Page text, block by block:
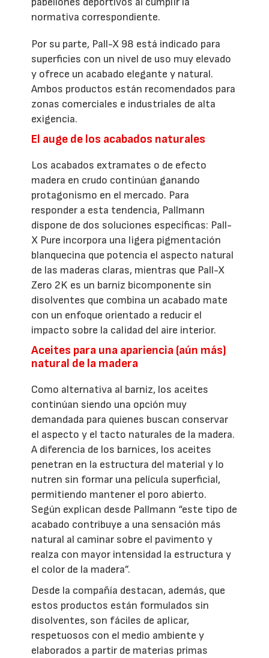
normativa correspondiente.
Por su parte, Pall-X 98 está indicado para
superficies con un nivel de uso muy elevado
y ofrece un acabado elegante y natural.
Ambos productos están recomendados para
zonas comerciales e industriales de alta
exigencia.
El auge de los acabados naturales
Los acabados extramates o de efecto
madera en crudo continúan ganando
protagonismo en el mercado. Para
responder a esta tendencia, Pallmann
dispone de dos soluciones específicas: Pall-
X Pure incorpora una ligera pigmentación
blanquecina que potencia el aspecto natural
de las maderas claras, mientras que Pall-X
Zero 2K es un barniz bicomponente sin
disolventes que combina un acabado mate
con un enfoque orientado a reducir el
impacto sobre la calidad del aire interior.
Aceites para una apariencia (aún más)
natural de la madera
Como alternativa al barniz, los aceites
continúan siendo una opción muy
demandada para quienes buscan conservar
el aspecto y el tacto naturales de la madera.
A diferencia de los barnices, los aceites
penetran en la estructura del material y lo
nutren sin formar una película superficial,
permitiendo mantener el poro abierto.
Según explican desde Pallmann “este tipo de
acabado contribuye a una sensación más
natural al caminar sobre el pavimento y
realza con mayor intensidad la estructura y
el color de la madera”.
Desde la compañía destacan, además, que
estos productos están formulados sin
disolventes, son fáciles de aplicar,
respetuosos con el medio ambiente y
elaborados a partir de materias primas